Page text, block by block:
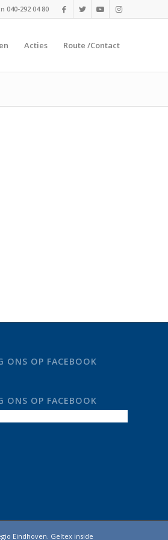
040-292 04 80
Acties Route /Contact
ONS OP FACEBOOK
ONS OP FACEBOOK
Eindhoven. Geltex inside